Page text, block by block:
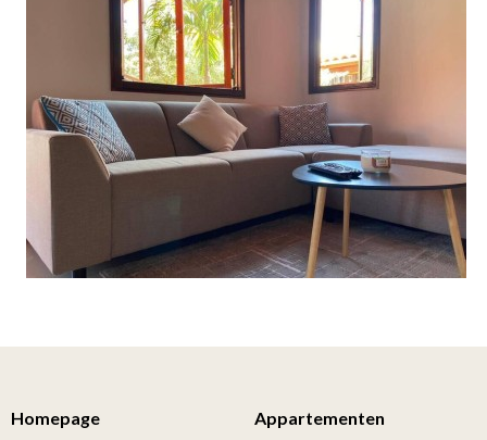
Homepage Appartementen